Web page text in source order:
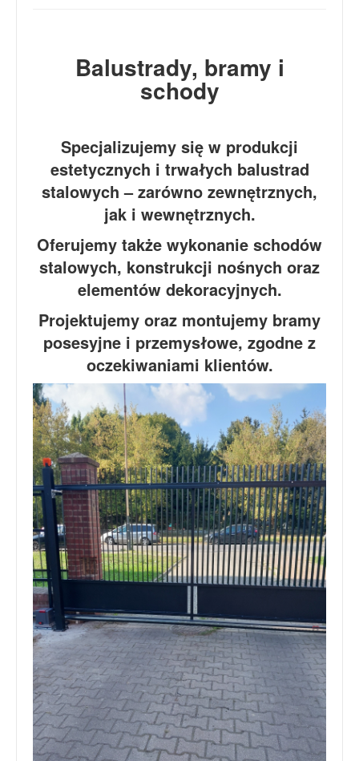
Balustrady, bramy i
schody
Specjalizujemy się w produkcji
estetycznych i trwałych balustrad
stalowych – zarówno zewnętrznych,
jak i wewnętrznych.
Oferujemy także wykonanie schodów
stalowych, konstrukcji nośnych oraz
elementów dekoracyjnych.
Projektujemy oraz montujemy bramy
posesyjne i przemysłowe, zgodne z
oczekiwaniami klientów.